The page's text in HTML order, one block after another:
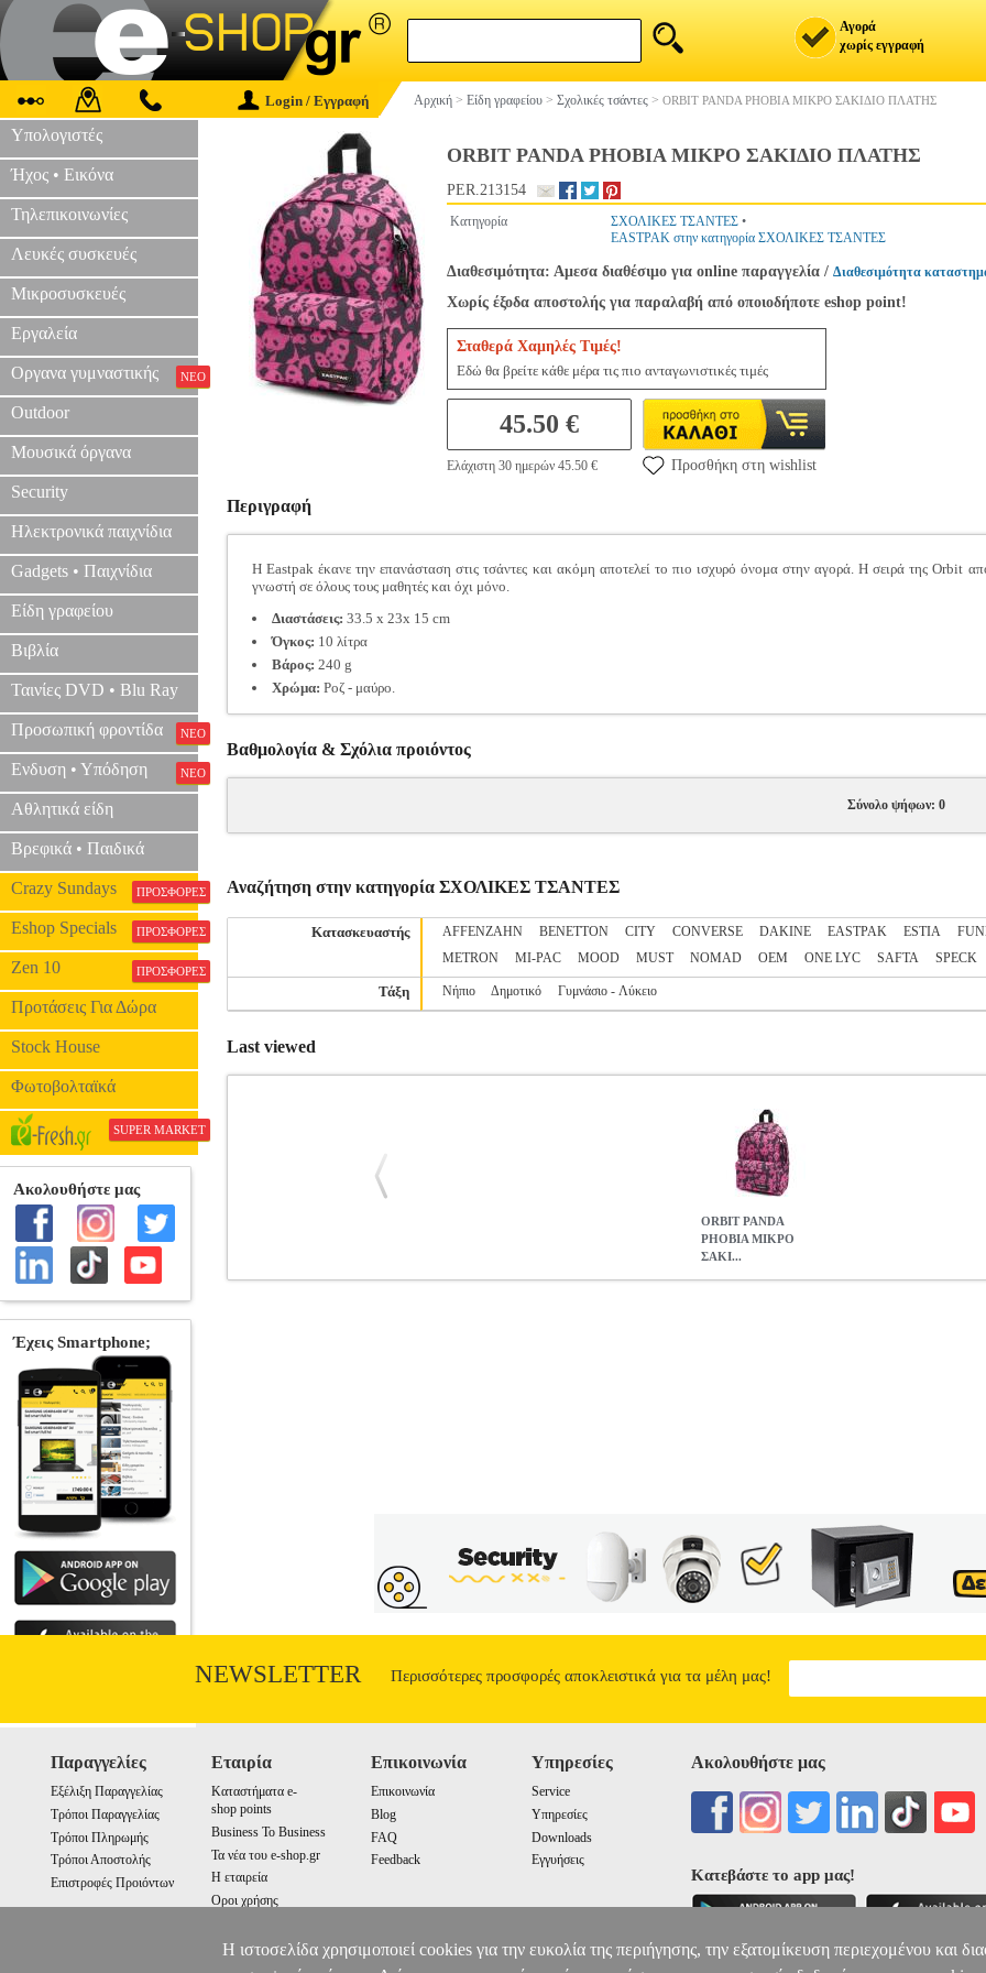
Αγορά
χωρίς εγγραφή
Login / Εγγραφή Αρχική > Είδη γραφείου > Σχολικές τσάντες > ΟRΒΙΤ PANDA PHOBIA ΜΙΚΡΟ ΣΑΚΙΔΙΟ ΠΛΑΤΗΣ
Υπολογιστές
Ήχος • Εικόνα
Τηλεπικοινωνίες
Λευκές συσκευές
Μικροσυσκευές
Εργαλεία
Οργανα γυμναστικής ΝΕΟ
Outdoor
Μουσικά όργανα
Security
Ηλεκτρονικά παιχνίδια
Gadgets • Παιχνίδια
Είδη γραφείου
Βιβλία
Ταινίες DVD • Blu Ray
Προσωπική φροντίδα ΝΕΟ
Ενδυση • Υπόδηση ΝΕΟ
Αθλητικά είδη
Βρεφικά • Παιδικά
Crazy Sundays ΠΡΟΣΦΟΡΕΣ
Eshop Specials ΠΡΟΣΦΟΡΕΣ
Zen 10 ΠΡΟΣΦΟΡΕΣ
Προτάσεις Για Δώρα
Stock House
Φωτοβολταϊκά
SUPER MARKET
ΟRΒΙΤ PANDA PHOBIA ΜΙΚΡΟ ΣΑΚΙΔΙΟ ΠΛΑΤΗΣ
PER.213154
Κατηγορία ΣΧΟΛΙΚΕΣ ΤΣΑΝΤΕΣ •
EASTPAK στην κατηγορία ΣΧΟΛΙΚΕΣ ΤΣΑΝΤΕΣ
Διαθεσιμότητα: Αμεσα διαθέσιμο για online παραγγελία / Διαθεσιμότητα
Χωρίς έξοδα αποστολής για παραλαβή από οποιοδήποτε eshop point!
Σταθερά Χαμηλές Τιμές!
Εδώ θα βρείτε κάθε μέρα τις πιο ανταγωνιστικές τιμές
45.50 €
Ελάχιστη 30 ημερών 45.50 € Προσθήκη στη wishlist
Περιγραφή
H Eastpak έκανε την επανάσταση στις τσάντες και ακόμη αποτελεί το πιο ισχυρό όνομα στην αγορά. Η σειρά της Orbit
γνωστή σε όλους τους μαθητές και όχι μόνο.
Διαστάσεις: 33.5 x 23x 15 cm
Όγκος: 10 λίτρα
Βάρος: 240 g
Χρώμα: Ροζ - μαύρο.
Βαθμολογία & Σχόλια προιόντος
Σύνολο ψήφων: 0
Αναζήτηση στην κατηγορία ΣΧΟΛΙΚΕΣ ΤΣΑΝΤΕΣ
Κατασκευαστής AFFENZAHN BENETTON CITY CONVERSE DAKINE EASTPAK ESTIA
METRON
MI-PAC MOOD MUST NOMAD OEM ONE LYC SAFTA SPECK
Τάξη Νήπιο Δημοτικό Γυμνάσιο - Λύκειο
Last viewed
ΟRΒΙΤ PANDA
PHOBIA ΜΙΚΡΟ
ΣΑΚΙ...
NEWSLETTER Περισσότερες προσφορές αποκλειστικά για τα μέλη μας!
Παραγγελίες
Εξέλιξη Παραγγελίας
Τρόποι Παραγγελίας
Τρόποι Πληρωμής
Τρόποι Αποστολής
Επιστροφές Προιόντων
Εταιρία
Καταστήματα e-
shop points
Business To Business
Τα νέα του e-shop.gr
Η εταιρεία
Οροι χρήσης
Επικοινωνία
Επικοινωνία
Blog
FAQ
Feedback
Υπηρεσίες
Service
Υπηρεσίες
Downloads
Εγγυήσεις
Ακολουθήστε μας
Κατεβάστε το app μας!
Η ιστοσελίδα χρησιμοποιεί cookies για την ευκολία της περιήγησης, την εξατομίκευση περιεχομένου και